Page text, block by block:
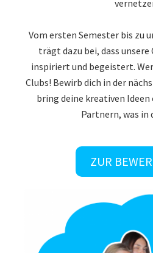
Vom ersten Semester bis zu
trägt dazu bei, dass
inspiriert und begeistert.
Clubs! Bewirb dich in der
bring deine kreativen Ideen
Partnern, was in
ZUR